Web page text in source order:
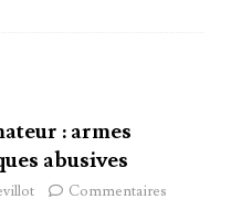
: armes
abusives
Commentaires